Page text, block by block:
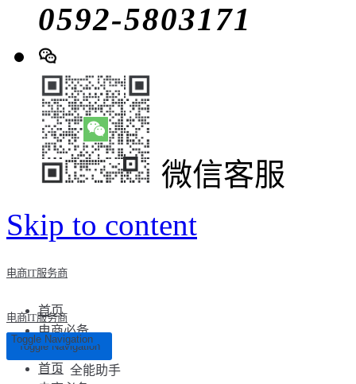
0592-5803171
微信客服
Skip to content
电商IT服务商
首页
电商必备
全能助手
电商IT服务商
Toggle Navigation
Toggle Navigation
首页